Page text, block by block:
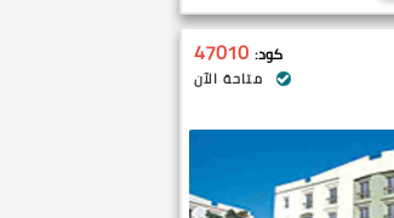
كود: 47010
متاحة الآن